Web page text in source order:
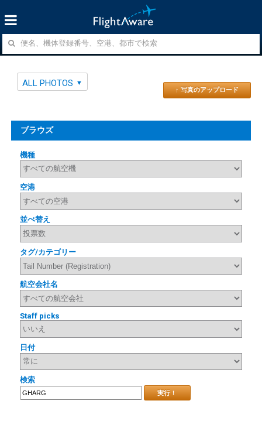
ALL PHOTOS
↑ 写真のアップロード
ブラウズ
機種
空港
並べ替え
タグ/カテゴリー
航空会社名
Staff picks
日付
検索
実行！